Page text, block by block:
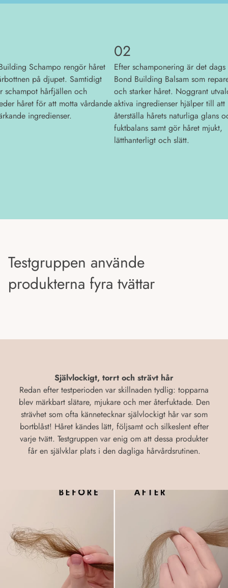
Schampo rengör håret
på djupet. Samtidigt
schampot hårfjällen och
håret för att motta vårdande
ingredienser.
02
Efter schamponering är det
Bond Building Balsam som
och starker håret. Noggrant
aktiva ingredienser hjälper till att
återställa hårets naturliga glans
fuktbalans samt gör håret mjukt,
lätthanterligt och slätt.
Testgruppen använde
produkterna fyra tvättar
Självlockigt, torrt och strävt hår
Redan efter testperioden var skillnaden tydlig: topparna
blev märkbart slätare, mjukare och mer återfuktade. Den
strävhet som ofta kännetecknar självlockigt hår var som
bortblåst! Håret kändes lätt, följsamt och silkeslent efter
varje tvätt. Testgruppen var enig om att dessa produkter
får en självklar plats i den dagliga hårvårdsrutinen.